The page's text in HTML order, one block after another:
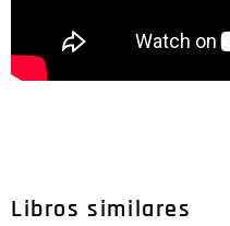
Libros similares